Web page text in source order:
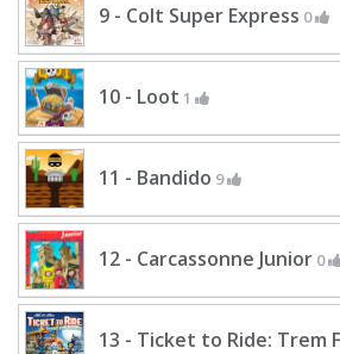
9 - Colt Super Express 0
10 - Loot 1
11 - Bandido 9
12 - Carcassonne Junior 0
13 - Ticket to Ride: Trem